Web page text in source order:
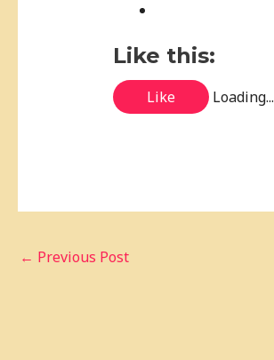
Like this:
Like Loading...
← Previous Post